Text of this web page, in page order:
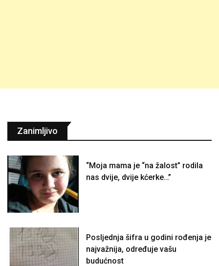
Zanimljivo
“Moja mama je “na žalost” rodila
nas dvije, dvije kćerke…”
Posljednja šifra u godini rođenja je
najvažnija, određuje vašu
budućnost